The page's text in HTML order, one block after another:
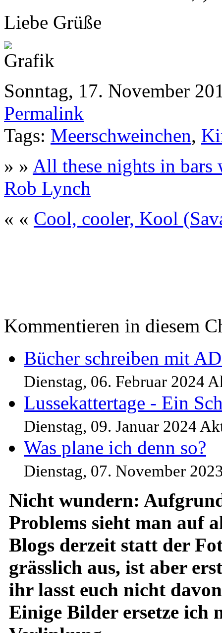
Liebe Grüße
Sonntag, 17. November
Permalink
Tags: Meerschweinchen,
» » All these nights in
Rob Lynch
« « Cool, cooler, Kool
Kommentieren in diesem
Bücher schreiben mit
Dienstag, 06. Februar 2024
Lussekattertage - Ein
Dienstag, 09. Januar 2024
Was plane ich denn so?
Dienstag, 07. November
Nicht wundern:
Problems sieht man auf
Blogs derzeit statt der
grässlich aus, ist aber
ihr lasst euch nicht
Einige Bilder ersetze ich